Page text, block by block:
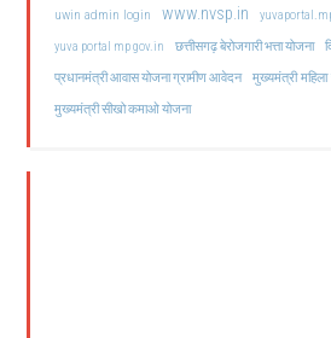
uwin admin login www.nvsp.in
yuva portal mp gov.in
छत्तीसगढ़ बेरोजगारी भत्ता योजना
प्रधानमंत्री आवास योजना ग्रामीण आवेदन मुख्यमंत्री
मुख्यमंत्री सीखो कमाओ योजना